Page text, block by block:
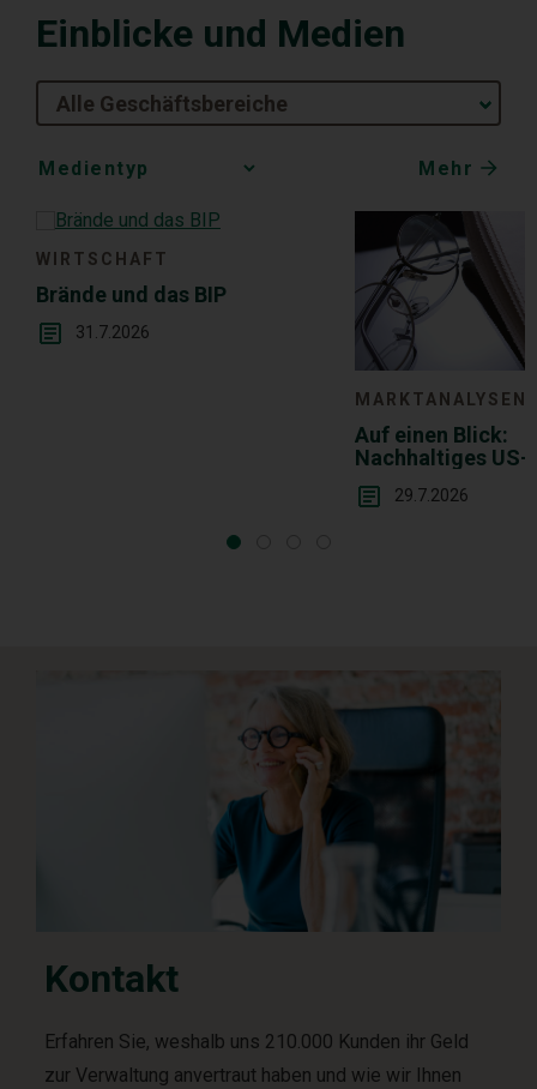
Einblicke und Medien
Alle Geschäftsbereiche
Media
Choice
Mehr
WIRTSCHAFT
Brände und das BIP
31.7.2026
MARKTANALYSEN
Auf einen Blick:
Nachhaltiges US-
in der Breite
29.7.2026
Kontakt
Erfahren Sie, weshalb uns 210.000 Kunden ihr Geld
zur Verwaltung anvertraut haben und wie wir Ihnen